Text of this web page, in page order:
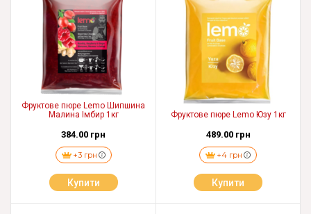
Фруктове пюре Lemo Шипшина
Малина Імбир 1кг
384.00 грн
+3 грн
Купити
Фруктове пюре Lemo Юзу 1кг
489.00 грн
+4 грн
Купити